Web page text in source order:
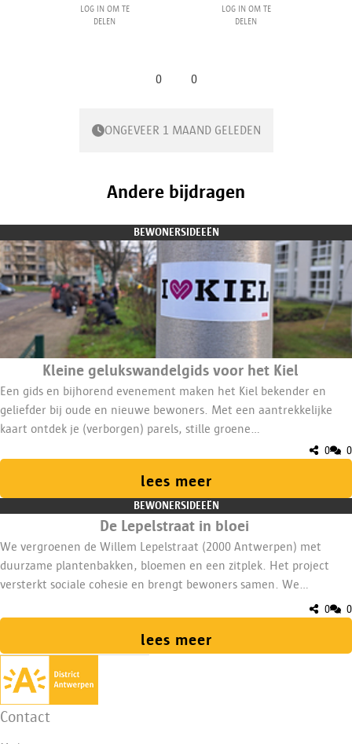
Log in om te
delen
Log in om te
delen
0 0
ONGEVEER 1 MAAND GELEDEN
Andere bijdragen
BEWONERSIDEEËN
​​Kleine gelukswandelgids voor het Kiel ​
​​Een gids en bijhorend evenement maken het Kiel bekender en
geliefder bij oude en nieuwe bewoners. Met een aantrekkelijke
kaart ontdek je (verborgen) parels, stille groene
verdiepen de band met de buurt, terwijl doe- en denkopdrachten
het welbevinden van wandelaars stimuleren. Met 3900 euro
0 0
lees meer
BEWONERSIDEEËN
​​De Lepelstraat in bloei​
​​We vergroenen de Willem Lepelstraat (2000 Antwerpen) met
duurzame plantenbakken, bloemen en een zitplek. Het project
versterkt sociale cohesie en brengt bewoners samen. We
betrekken buren actief bij plaatsing en onderhoud en creëren een
toegankelijke groene ontmoetingsplek voor iedereen.​
0 0
lees meer
Contact